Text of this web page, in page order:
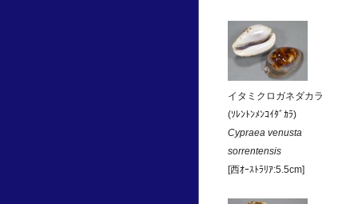
イタミクロガネダカラ
(ｿﾚﾝﾄﾝﾒﾝｺｲﾀﾞｶﾗ)
Cypraea venusta
sorrentensis
[西ｵｰｽﾄﾗﾘｱ:5.5cm]